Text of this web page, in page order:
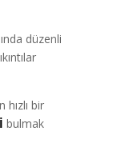
düzenli
hızlı bir
bulmak